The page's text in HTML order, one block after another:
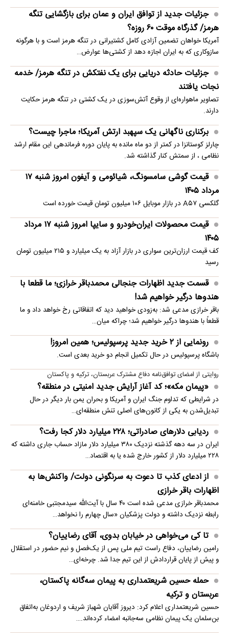
جزئیات جدید از توافق ایران و عمان برای بازگشایی تنگه
هرمز/ گذرگاه موقت ۶۰ روزه؟
آمریکا خواهان تضمین آزادی کامل کشتیرانی در تنگه هرمز است و با هرگونه
سازوکاری که به ایران اجازه دهد از کشتی‌ها عوارض…
جزئیات حادثه دریایی برای یک نفتکش در تنگه هرمز/ خدمه
نجات یافتند
تصاویر ماهو‌اره‌ای از وقوع آتش‌سوزی در یک کشتی در تنگه هرمز حکایت
دارند.
برکناری ناگهانی یک سپهبد ارتش آمریکا؛ ماجرا چیست؟
چارلز کوستانزا در کمتر از دو ماه مانده به پایان دوره فرماندهی این مقام ارشد
نظامی ، از سمتش کنار گذاشته شد.
قیمت گوشی سامسونگ، شیائومی و آیفون امروز شنبه ۱۷
مرداد ۱۴۰۵
گلکسی A۵۷ در بازار موبایل ۱۰۶ میلیون تومان قیمت خورده است
قیمت محصولات ایران‌خودرو و سایپا امروز شنبه ۱۷ مرداد
۱۴۰۵
کف قیمت ارزان‌ترین سواری در بازار آزاد به یک میلیارد و ۲۱۵ میلیون تومان
رسید
قسمت جدید اظهارات جنجالی محمدباقر خرازی؛ ما قطعا با
هندوها درگیر خواهیم شد!
باقر خرازی مدعی شد: به‌زودی خواهید دید که اتفاقاتی رخ خواهد داد و ما
قطعاً با هندوها درگیر خواهیم شد؛ چراکه میان…
رونمایی از ۲ خرید جدید پرسپولیس؛ همین امروز!
باشگاه پرسپولیس در حال تکمیل انجام دو خرید بعدی است.
روایتی از امضای توافق‌نامه دفاع مشترک عربستان، ترکیه و پاکستان
«پیمان مکه»؛ کد آغاز آرایش جدید امنیتی در منطقه؟
در شرایطی که تداوم جنگ ایران و آمریکا و بحران یمن بار دیگر در حال
تبدیل‌شدن به یکی از کانون‌های اصلی تنش منطقه‌ای…
ردیابی دلارهای صادراتی؛ ۲۲۸ میلیارد دلار کجا رفت؟
ایران در سه دهه گذشته نزدیک ۳۸۰ میلیارد دلار مازاد حساب جاری داشته که
۲۲۸ میلیارد دلار از کشور خارج شده یا به اقتصاد…
از ادعای کذب تا دعوت به سرنگونی دولت/ واکنش‌ها به
اظهارات باقر خرازی‌
محمدباقر خرازی مدعی شده است ۴۰ سال با آیت‌الله سیدمجتبی خامنه‌ای
رابطه نزدیک داشته و دولت پزشکیان «سال چهارم را نخواهد…
تا کی می‌خواهی در خیابان بدوی، آقای رضاییان؟
رامین رضاییان، دفاع راست تیم ملی پس از یک‌فصل و نیم حضور در استقلال
و پیش از پایان قراردادش از این تیم جدا شد. چرخه‌ای…
حمله حسین شریعتمداری به پیمان سه‌گانه پاکستان،
عربستان و ترکیه
حسین شریعتمداری اعلام کرد: دیروز آقایان شهباز شریف و اردوغان به‌اتفاق
بن‌سلمان یک پیمان نظامی سه‌جانبه امضاء کرده‌اند.…